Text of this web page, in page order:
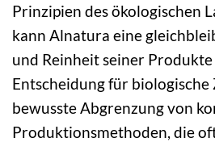
Prinzipien des ökologischen
kann Alnatura eine
und Reinheit seiner
Entscheidung für
bewusste Abgrenzung von
Produktionsmethoden, die